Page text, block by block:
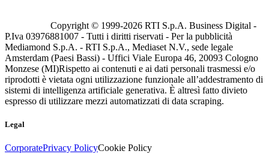
Copyright © 1999-2026 RTI S.p.A. Business Digital -
P.Iva 03976881007 - Tutti i diritti riservati - Per la pubblicità
Mediamond S.p.A. - RTI S.p.A., Mediaset N.V., sede legale
Amsterdam (Paesi Bassi) - Uffici Viale Europa 46, 20093 Cologno
Monzese (MI)Rispetto ai contenuti e ai dati personali trasmessi e/o
riprodotti è vietata ogni utilizzazione funzionale all’addestramento di
sistemi di intelligenza artificiale generativa. È altresì fatto divieto
espresso di utilizzare mezzi automatizzati di data scraping.
Legal
CorporatePrivacy PolicyCookie Policy